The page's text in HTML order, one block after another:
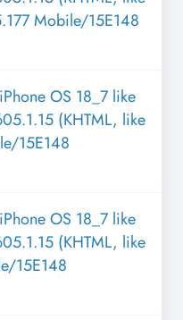
Mobile/15E148
OS 18_7 like
(KHTML, like
15E148
OS 18_7 like
(KHTML, like
15E148